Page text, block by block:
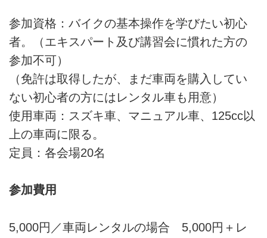
参加資格：バイクの基本操作を学びたい初心
者。（エキスパート及び講習会に慣れた方の
参加不可）
（免許は取得したが、まだ車両を購入してい
ない初心者の方にはレンタル車も用意）
使用車両：スズキ車、マニュアル車、125cc以
上の車両に限る。
定員：各会場20名
参加費用
5,000円／車両レンタルの場合 5,000円＋レ